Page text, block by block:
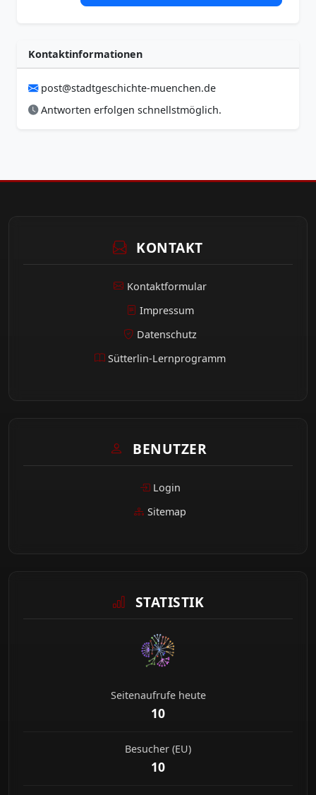
Kontaktinformationen
post@stadtgeschichte-muenchen.de
Antworten erfolgen schnellstmöglich.
KONTAKT
Kontaktformular
Impressum
Datenschutz
Sütterlin-Lernprogramm
BENUTZER
Login
Sitemap
STATISTIK
Seitenaufrufe heute
10
Besucher (EU)
10